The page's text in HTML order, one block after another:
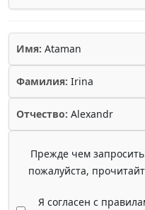
Имя: Ataman
Фамилия: Irina
Отчество: Alexandr
Прежде чем
пожалуйста,
Я согласен с